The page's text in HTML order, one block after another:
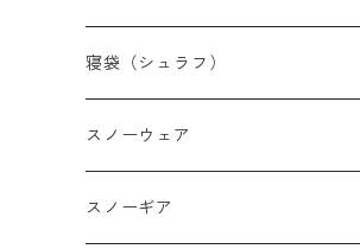
山岳テント
ツーリングテント
テントその他
レディース登山靴
キッズ登山靴
メンズザック
レディースザック
キッズザック
寝袋（シュラフ）
オールシーズンシュラフ
３シーズンシュラフ
スノーウェア
メンズスノーウェア
スノーギア